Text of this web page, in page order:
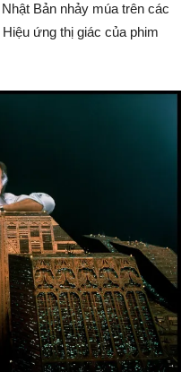
Bản nhảy múa trên các
ứng thị giác của phim